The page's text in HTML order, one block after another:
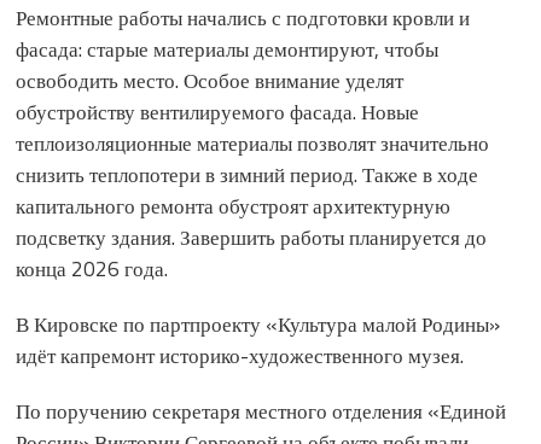
Ремонтные работы начались с подготовки кровли и
фасада: старые материалы демонтируют, чтобы
освободить место. Особое внимание уделят
обустройству вентилируемого фасада. Новые
теплоизоляционные материалы позволят значительно
снизить теплопотери в зимний период. Также в ходе
капитального ремонта обустроят архитектурную
подсветку здания. Завершить работы планируется до
конца 2026 года.
В Кировске по партпроекту «Культура малой Родины»
идёт капремонт историко-художественного музея.
По поручению секретаря местного отделения «Единой